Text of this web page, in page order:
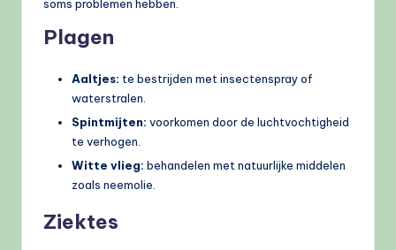
soms problemen hebben.
Plagen
Aaltjes: te bestrijden met insectenspray of
waterstralen.
Spintmijten: voorkomen door de luchtvochtigheid
te verhogen.
Witte vlieg: behandelen met natuurlijke middelen
zoals neemolie.
Ziektes